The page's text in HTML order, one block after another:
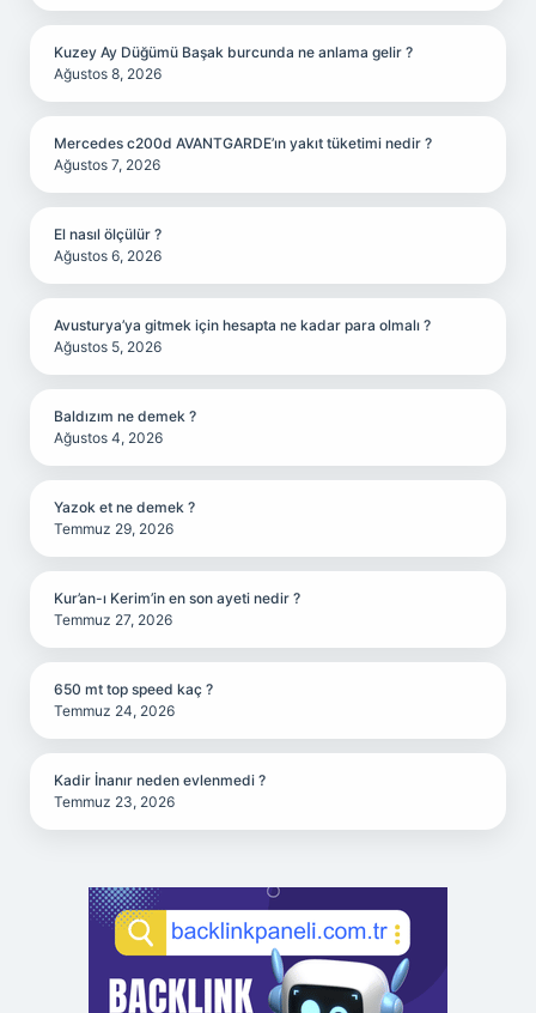
Kuzey Ay Düğümü Başak burcunda ne anlama gelir ?
Ağustos 8, 2026
Mercedes c200d AVANTGARDE’ın yakıt tüketimi nedir ?
Ağustos 7, 2026
El nasıl ölçülür ?
Ağustos 6, 2026
Avusturya’ya gitmek için hesapta ne kadar para olmalı ?
Ağustos 5, 2026
Baldızım ne demek ?
Ağustos 4, 2026
Yazok et ne demek ?
Temmuz 29, 2026
Kur’an-ı Kerim’in en son ayeti nedir ?
Temmuz 27, 2026
650 mt top speed kaç ?
Temmuz 24, 2026
Kadir İnanır neden evlenmedi ?
Temmuz 23, 2026